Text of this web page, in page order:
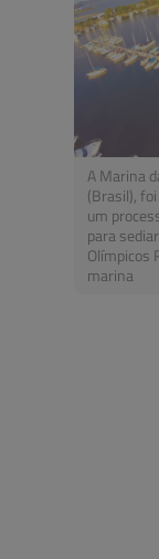
A Marina
(Brasil),
um
para
Olímpicos
marina